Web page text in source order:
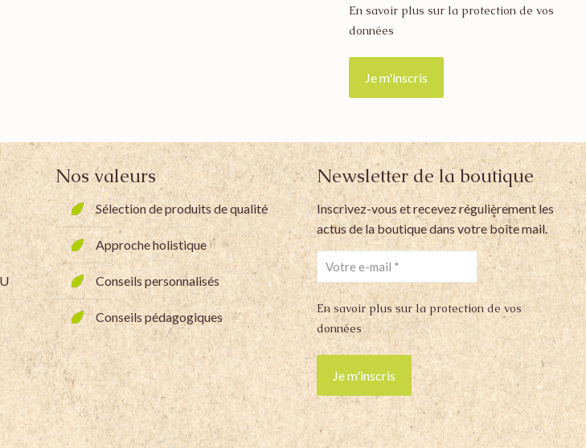
En savoir plus sur la protection de vos
données
Nos valeurs
Sélection de produits de qualité
Approche holistique
Conseils personnalisés
Conseils pédagogiques
Newsletter de la boutique
Inscrivez-vous et recevez régulièrement les
actus de la boutique dans votre boîte mail.
En savoir plus sur la protection de vos
données